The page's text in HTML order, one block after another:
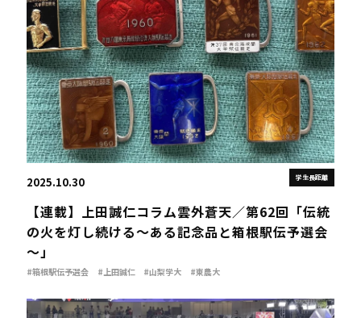
学生長距離
2025.10.30
【連載】上田誠仁コラム雲外蒼天／第62回「伝統
の火を灯し続ける～ある記念品と箱根駅伝予選会
～」
#箱根駅伝予選会 #上田誠仁 #山梨学大 #東農大